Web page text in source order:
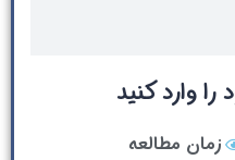
وارد کنید
زمان مطالعه